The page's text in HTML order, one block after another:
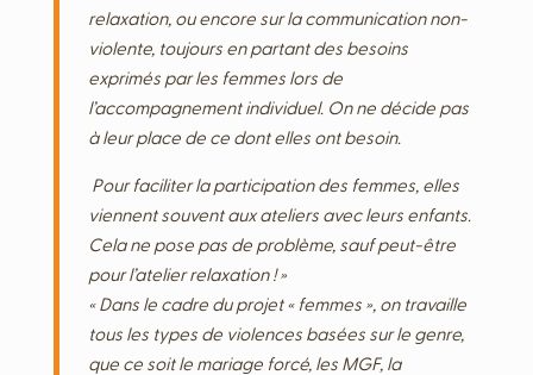
relaxation, ou encore sur la communication non-
violente, toujours en partant des besoins
exprimés par les femmes lors de
l’accompagnement individuel. On ne décide pas
à leur place de ce dont elles ont besoin.
Pour faciliter la participation des femmes, elles
viennent souvent aux ateliers avec leurs enfants.
Cela ne pose pas de problème, sauf peut-être
pour l’atelier relaxation ! »
« Dans le cadre du projet « femmes », on travaille
tous les types de violences basées sur le genre,
que ce soit le mariage forcé, les MGF, la